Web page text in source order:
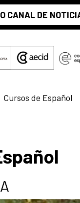
CANAL DE
Cursos de Español